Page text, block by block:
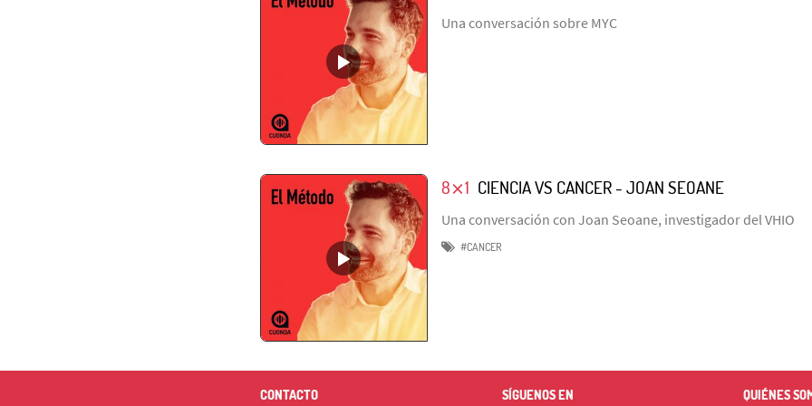
Una conversación sobre MYC
8⨯1 CIENCIA VS CANCER - JOAN SEOANE
Una conversación con Joan Seoane, investigador del VHIO
#CANCER
CONTACTO SÍGUENOS EN QUIÉNES